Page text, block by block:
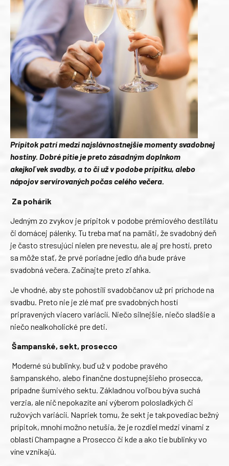
Prípitok patrí medzi najslávnostnejšie momenty svadobnej
hostiny. Dobré pitie je preto zásadným doplnkom
akejkoľvek svadby, a to či už v podobe prípitku, alebo
nápojov servírovaných počas celého večera.
Za pohárik
Jedným zo zvykov je prípitok v podobe prémiového destilátu
či domácej pálenky. Tu treba mať na pamäti, že svadobný deň
je často stresujúci nielen pre nevestu, ale aj pre hostí, preto
sa môže stať, že prvé poriadne jedlo dňa bude práve
svadobná večera. Začínajte preto zľahka.
Je vhodné, aby ste pohostili svadobčanov už pri príchode na
svadbu. Preto nie je zlé mať pre svadobných hostí
pripravených viacero variácií. Niečo silnejšie, niečo sladšie a
niečo nealkoholické pre deti.
Šampanské, sekt, prosecco
Moderné sú bublinky, buď už v podobe pravého
šampanského, alebo finančne dostupnejšieho prosecca,
prípadne šumivého sektu. Základnou voľbou býva suchá
verzia, ale nič nepokazíte ani výberom polosladkých či
ružových variácií. Napriek tomu, že sekt je takpovediac bežný
prípitok, mnohí možno netušia, že je rozdiel medzi vínami z
oblastí Champagne a Prosecco či kde a ako tie bublinky vo
víne vznikajú.